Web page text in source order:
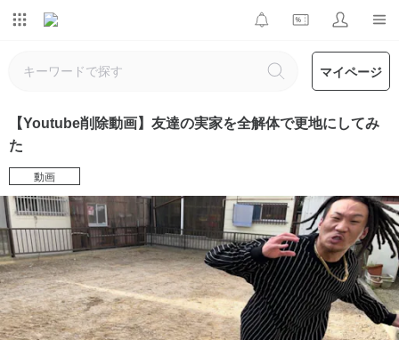
マイページ
【Youtube削除動画】友達の実家を全解体で更地にしてみ
た
動画